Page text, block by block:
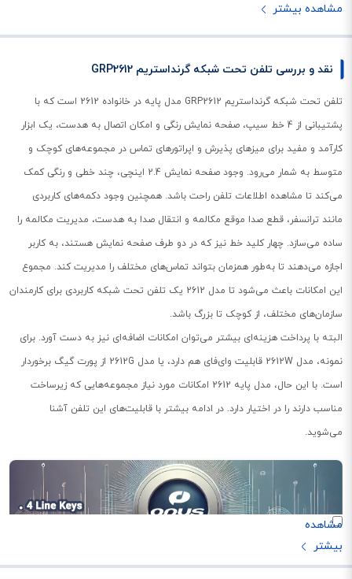
مشاهده بیشتر
نقد و بررسی تلفن تحت شبکه گرنداستریم GRP2612
تلفن تحت شبکه گرنداستریم GRP2612 مدل پایه در خانواده 2612 است که با
پشتیبانی از 4 خط سیپ، صفحه نمایش رنگی و امکان اتصال به هدست، یک ابزار
کارآمد و مفید برای میزهای پذیرش و اپراتورهای تماس در مجموعه‌های کوچک و
متوسط به شمار می‌رود. وجود صفحه نمایش 2.4 اینچی، چند خطی و رنگی کمک
می‌کند تا مشاهده اطلاعات تلفن راحت باشد. همچنین وجود دکمه‌های کاربردی
مانند ترانسفر، قطع صدا موقع مکالمه و انتقال صدا به هدست، مدیریت مکالمه را
ساده می‌سازد. چهار کلید خط نیز که در دو طرف صفحه نمایش هستند، به کاربر
اجازه می‌دهند تا به‌طور همزمان بتواند تماس‌های مختلف را مدیریت کند. مجموع
این امکانات باعث می‌شود تا مدل 2612 یک تلفن تحت شبکه کاربردی برای کارمندان
سازمان‌های مختلف، از کوچک تا بزرگ باشد.
البته با پرداخت هزینه‌ای بیشتر می‌توان امکانات اضافه‌ای نیز به دست آورد. برای
نمونه، مدل 2612W قابلیت وای‌فای هم دارد، یا مدل 2612G از پورت گیگ برخوردار
است. با این حال، مدل پایه 2612 امکانات مورد نیاز مجموعه‌هایی که زیرساخت
مناسب دارند را در اختیار دارد. در ادامه بیشتر با قابلیت‌های این تلفن آشنا
می‌شوید.